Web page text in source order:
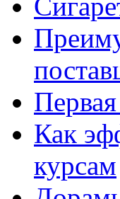
Как
курсам